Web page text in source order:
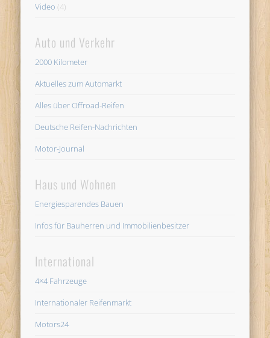
Video (4)
Auto und Verkehr
2000 Kilometer
Aktuelles zum Automarkt
Alles über Offroad-Reifen
Deutsche Reifen-Nachrichten
Motor-Journal
Haus und Wohnen
Energiesparendes Bauen
Infos für Bauherren und Immobilienbesitzer
International
4×4 Fahrzeuge
Internationaler Reifenmarkt
Motors24